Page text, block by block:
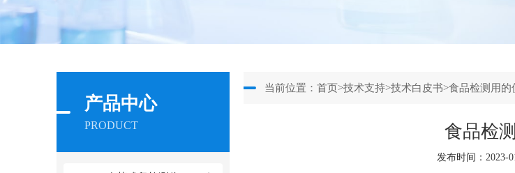
产品中心
PRODUCT
当前位置：首页>技术支持>技术白皮书>食品检测用的
食品检
发布时间：2023-